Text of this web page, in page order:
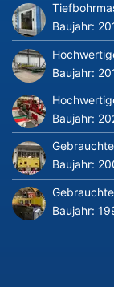
Baujahr:
Baujahr:
Baujahr:
Baujahr:
Baujahr: